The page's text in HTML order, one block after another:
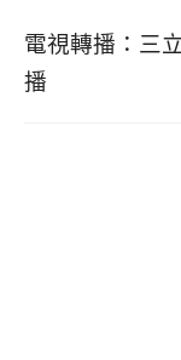
電視轉播：三
播